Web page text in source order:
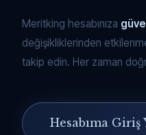
Meritking hesabınıza
değişikliklerinden
takip edin. Her zaman
Hesabıma Giriş